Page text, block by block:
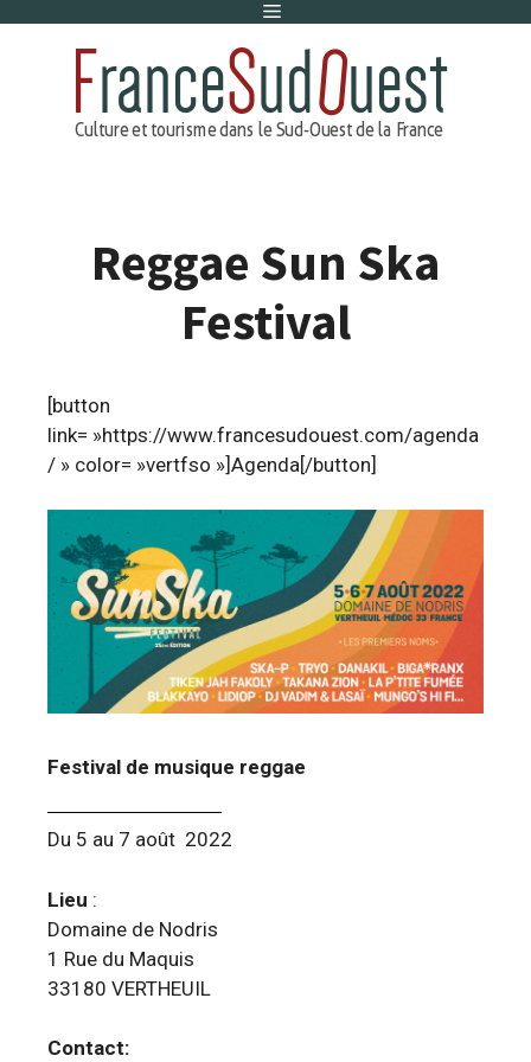
Menu
Reggae Sun Ska
Festival
[button
link= »https://www.francesudouest.com/agenda
/ » color= »vertfso »]Agenda[/button]
Festival de musique reggae
Du 5 au 7 août 2022
Lieu :
Domaine de Nodris
1 Rue du Maquis
33180 VERTHEUIL
Contact: